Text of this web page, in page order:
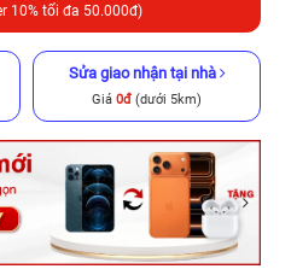
10% tối đa 50.000đ)
Sửa giao nhận tại nhà
Giá 0đ (dưới 5km)